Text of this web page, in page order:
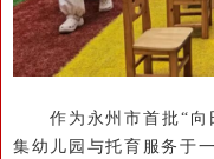
作为永州市首批“向
集幼儿园与托育服务于